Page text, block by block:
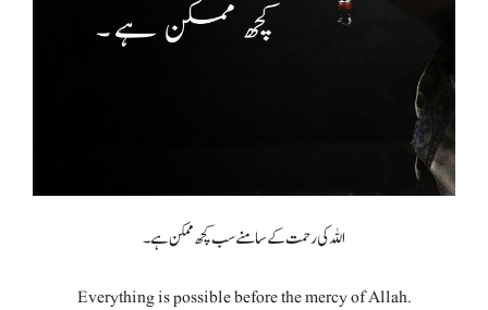
اللہ کی رحمت کے سامنے سب کچھ ممکن ہے۔
Everything is possible before the mercy of Allah.